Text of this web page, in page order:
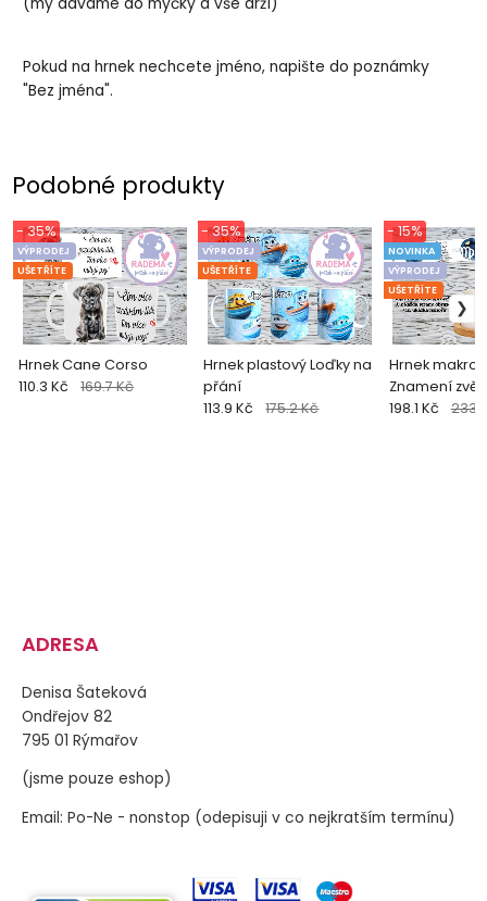
Pokud na hrnek nechcete jméno, napište do poznámky
"Bez jména".
Podobné produkty
Hrnek Cane Corso
VÝPRODEJ
UŠETŘÍTE
- 35%
110.3 Kč 169.7 Kč
Hrnek plastový Loďky na
přání
VÝPRODEJ
UŠETŘÍTE
- 35%
113.9 Kč 175.2 Kč
Hrnek
Znamení
Panna
NOVINKA
VÝPRODEJ
UŠETŘÍTE
- 15%
198.1 Kč
ADRESA
Denisa Šateková
Ondřejov 82
795 01 Rýmařov
(jsme pouze eshop)
Email: Po-Ne - nonstop (odepisuji v co nejkratším termínu)